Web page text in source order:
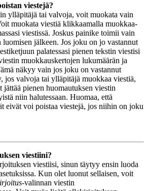
viestejä?
ylläpitäjä tai valvoja, voit muokata vain
muokata viestiä klikkaamalla muokkaa-
viestissä. Joskus painike toimii vain
jälkeen. Jos joku on jo vastannut
palatessasi pienen tekstin viestisi
muokkauskertojen lukumäärän ja
näkyy vain jos joku on vastannut
jos valvoja tai ylläpitäjä muokkaa viestiä,
jättää pienen huomautuksen viestin
niin halutessaan. Huomaa, että
eivät voi poistaa viestejä, jos niihin on joku
viestiini?
viestiisi, sinun täytyy ensin luoda
Kun olet luonut sellaisen, voit
-valinnan viestin